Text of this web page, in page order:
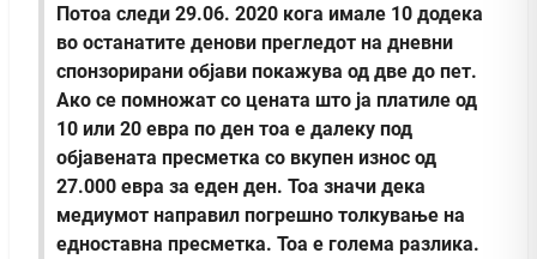
Потоа следи 29.06. 2020 кога имале 10 додека
во останатите денови прегледот на дневни
спонзорирани објави покажува од две до пет.
Ако се помножат со цената што ја платиле од
10 или 20 евра по ден тоа е далеку под
објавената пресметка со вкупен износ од
27.000 евра за еден ден. Тоа значи дека
медиумот направил погрешно толкување на
едноставна пресметка. Тоа е голема разлика.